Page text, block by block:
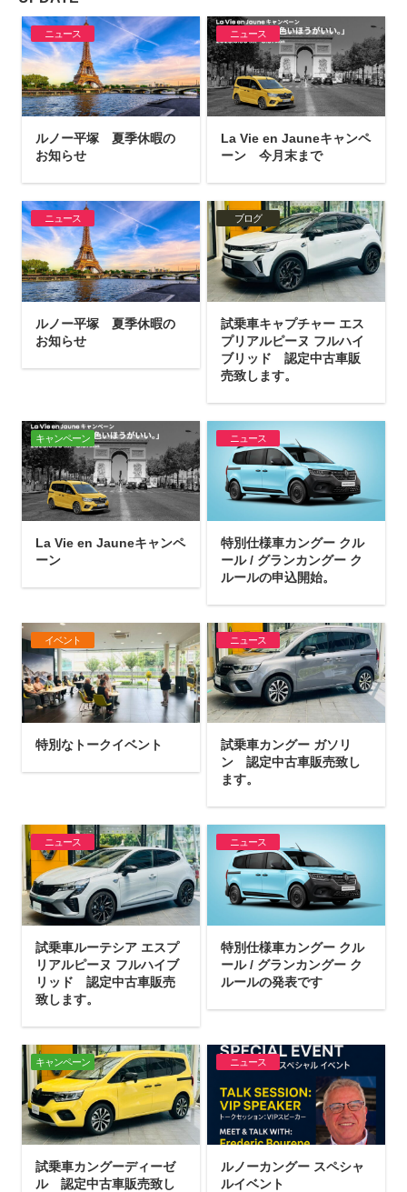
ニュース
ルノー平塚 夏季休暇の
お知らせ
ニュース
La Vie en Jauneキャンペ
ーン 今月末まで
ニュース
ルノー平塚 夏季休暇の
お知らせ
ブログ
試乗車キャプチャー エス
プリアルピーヌ フルハイ
ブリッド 認定中古車販
売致します。
キャンペーン
La Vie en Jauneキャンペ
ーン
ニュース
特別仕様車カングー クル
ール / グランカングー ク
ルールの申込開始。
イベント
特別なトークイベント
ニュース
試乗車カングー ガソリ
ン 認定中古車販売致し
ます。
ニュース
試乗車ルーテシア エスプ
リアルピーヌ フルハイブ
リッド 認定中古車販売
致します。
ニュース
特別仕様車カングー クル
ール / グランカングー ク
ルールの発表です
キャンペーン
試乗車カングーディーゼ
ル 認定中古車販売致し
ニュース
ルノーカングー スペシャ
ルイベント